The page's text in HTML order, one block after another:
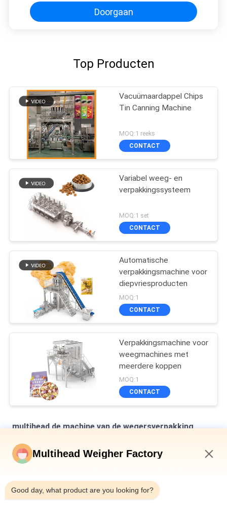
Doorgaan
Top Producten
Vacuümaardappel Chips
Tin Canning Machine
MOQ:1 reeks
CONTACT
Variabel weeg- en
verpakkingssysteem
MOQ:1 set
CONTACT
Automatische
verpakkingsmachine voor
diepvriesproducten
MOQ:1
CONTACT
Verpakkingsmachine voor
weegmachines met
meerdere koppen
MOQ:1
CONTACT
multihead de machine van de wegersverpakking
Verticale multihead weegmachine voor het verpakken van
brood in zakken
Automatische weegmachine voor het vullen en afdichten van
flessen met blik 10-500 g ingeblikt slakkenvlees
Multihead Weigher Factory
Good day, what product are you looking for?